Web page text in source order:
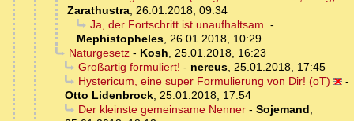
Zarathustra, 26.01.2018, 09:34
Ja, der Fortschritt ist unaufhaltsam. -
Mephistopheles, 26.01.2018, 10:29
Naturgesetz- Kosh, 25.01.2018, 16:23
Großartig formuliert! - nereus, 25.01.2018, 17:45
Hystericum, eine super Formulierung von Dir! (oT)
-
Otto Lidenbrock, 25.01.2018, 17:54
Der kleinste gemeinsame Nenner- Sojemand,